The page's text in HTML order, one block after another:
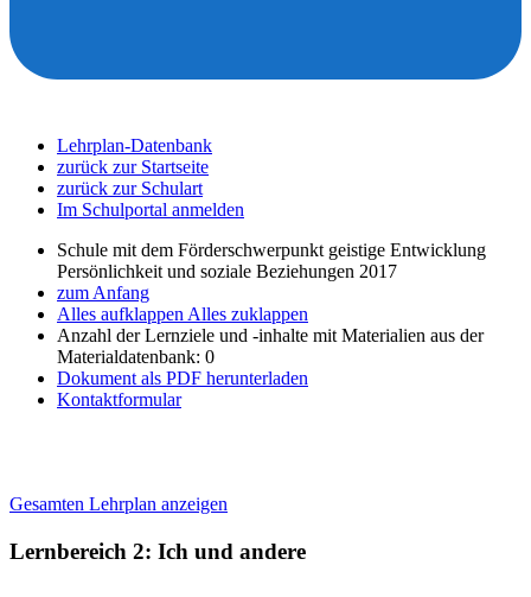
Lehrplan-Datenbank
zurück zur Startseite
zurück zur Schulart
Im Schulportal anmelden
Schule mit dem Förderschwerpunkt geistige Entwicklung
Persönlichkeit und soziale Beziehungen 2017
zum Anfang
Alles aufklappen Alles zuklappen
Anzahl der Lernziele und -inhalte mit Materialien aus der
Materialdatenbank: 0
Dokument als PDF herunterladen
Kontaktformular
Gesamten Lehrplan anzeigen
Lernbereich 2: Ich und andere